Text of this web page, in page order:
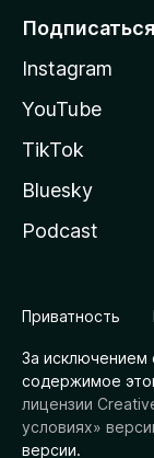
Подписаться
Instagram
YouTube
TikTok
Bluesky
Podcast
Приватность
За исключением
содержимое
лицензии
условиях»
версии.